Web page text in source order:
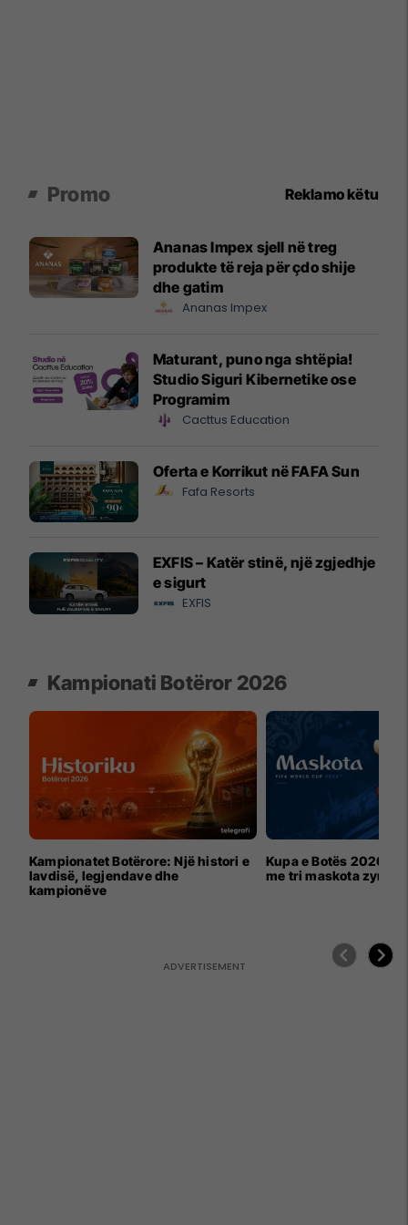
Promo Reklamo këtu
Ananas Impex sjell në treg
produkte të reja për çdo shije
dhe gatim
Ananas Impex
Maturant, puno nga shtëpia!
Studio Siguri Kibernetike ose
Programim
Cacttus Education
Oferta e Korrikut në FAFA Sun
Fafa Resorts
EXFIS – Katër stinë, një zgjedhje
e sigurt
EXFIS
Kampionati Botëror 2026
Kampionatet Botërore: Një histori e
lavdisë, legjendave dhe
kampionëve
Kupa e Botës 2026
me tri maskota zyrtare